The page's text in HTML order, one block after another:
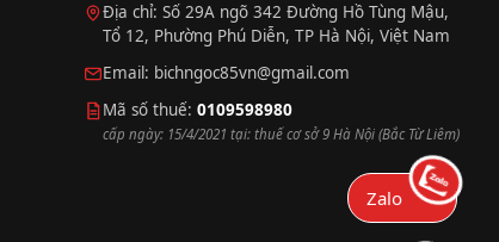
Địa chỉ: Số 29A ngõ 342 Đường Hồ Tùng Mậu,
Tổ 12, Phường Phú Diễn, TP Hà Nội, Việt Nam
Email: bichngoc85vn@gmail.com
Mã số thuế:0109598980
cấp ngày: 15/4/2021 tại: thuế cơ sở 9 Hà Nội (Bắc Từ Liêm)
Zalo